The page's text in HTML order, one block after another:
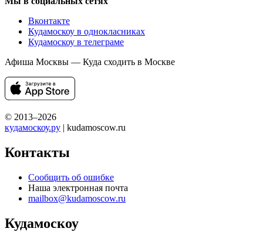
Вконтакте
Кудамоскоу в однокласниках
Кудамоскоу в телеграме
Афиша Москвы — Куда сходить в Москве
© 2013–2026
кудамоскоу.ру | kudamoscow.ru
Контакты
Сообщить об ошибке
Наша электронная почта
mailbox@kudamoscow.ru
Кудамоскоу